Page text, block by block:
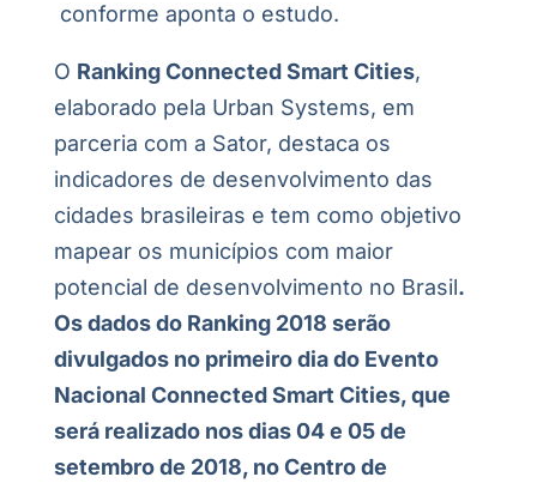
conforme aponta o estudo.
O Ranking Connected Smart Cities,
elaborado pela Urban Systems, em
parceria com a Sator, destaca os
indicadores de desenvolvimento das
cidades brasileiras e tem como objetivo
mapear os municípios com maior
potencial de desenvolvimento no Brasil.
Os dados do Ranking 2018 serão
divulgados no primeiro dia do Evento
Nacional Connected Smart Cities, que
será realizado nos dias 04 e 05 de
setembro de 2018, no Centro de